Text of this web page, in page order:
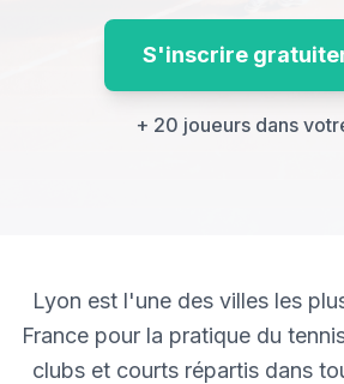
S'inscrire
+ 20 joueurs dans
Lyon est l'une des villes les
France pour la pratique du
clubs et courts répartis dans